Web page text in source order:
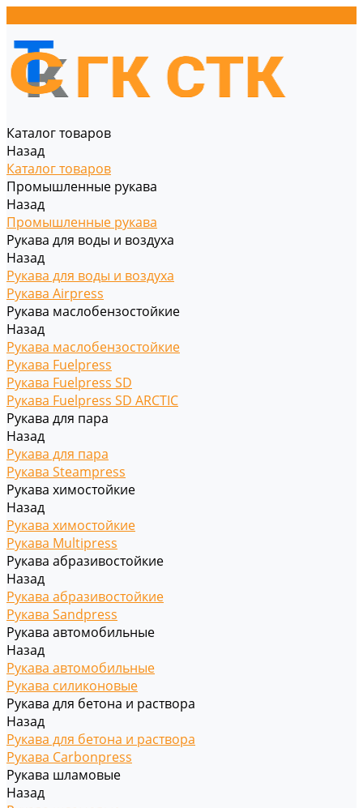
Каталог товаров
Назад
Каталог товаров
Промышленные рукава
Назад
Промышленные рукава
Рукава для воды и воздуха
Назад
Рукава для воды и воздуха
Рукава Airpress
Рукава маслобензостойкие
Назад
Рукава маслобензостойкие
Рукава Fuelpress
Рукава Fuelpress SD
Рукава Fuelpress SD ARCTIC
Рукава для пара
Назад
Рукава для пара
Рукава Steampress
Рукава химостойкие
Назад
Рукава химостойкие
Рукава Multipress
Рукава абразивостойкие
Назад
Рукава абразивостойкие
Рукава Sandpress
Рукава автомобильные
Назад
Рукава автомобильные
Рукава силиконовые
Рукава для бетона и раствора
Назад
Рукава для бетона и раствора
Рукава Carbonpress
Рукава шламовые
Назад